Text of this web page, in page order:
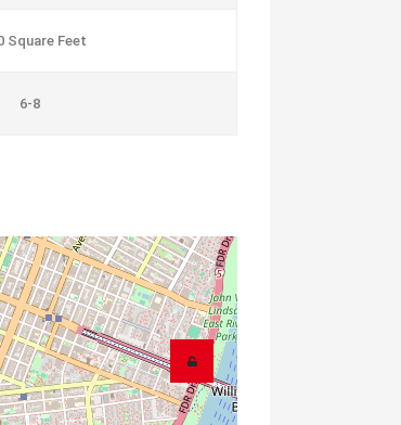
Square Feet
6-8